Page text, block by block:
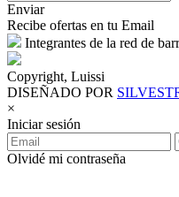
Enviar
Recibe ofertas en tu Email
Integrantes de la red de
Copyright, Luissi
DISEÑADO POR
×
Iniciar sesión
Olvidé mi contraseña